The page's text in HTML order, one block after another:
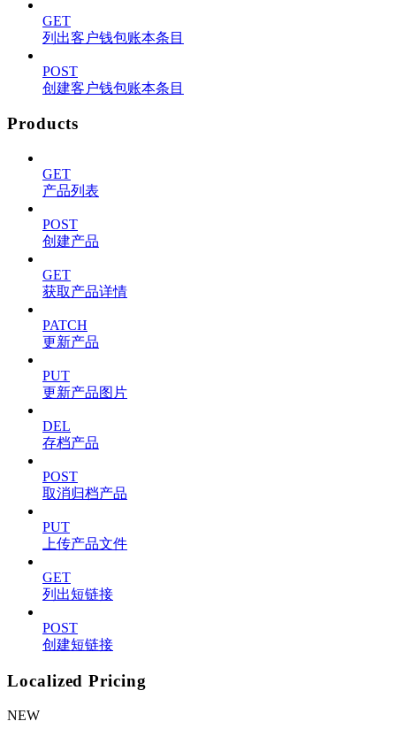
GET
列出客户钱包账本条目
POST
创建客户钱包账本条目
Products
GET
产品列表
POST
创建产品
GET
获取产品详情
PATCH
更新产品
PUT
更新产品图片
DEL
存档产品
POST
取消归档产品
PUT
上传产品文件
GET
列出短链接
POST
创建短链接
Localized Pricing
NEW